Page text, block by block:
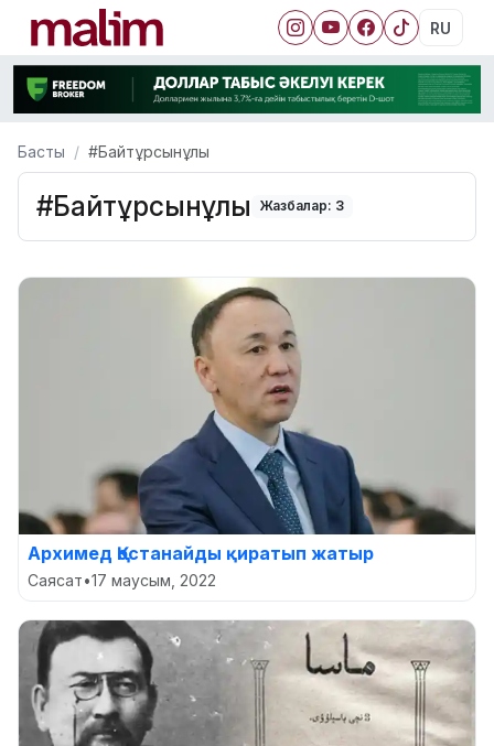
RU
Басты #Байтұрсынұлы
#Байтұрсынұлы Жазбалар: 3
Архимед Қостанайды қиратып жатыр
Саясат•17 маусым, 2022